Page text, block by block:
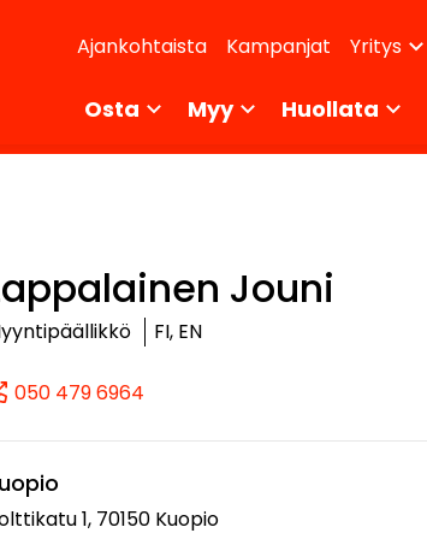
Ajankohtaista Kampanjat Yritys
Osta Myy Huollata
Jouni
FI, EN
050 479 6964
1, 70150 Kuopio